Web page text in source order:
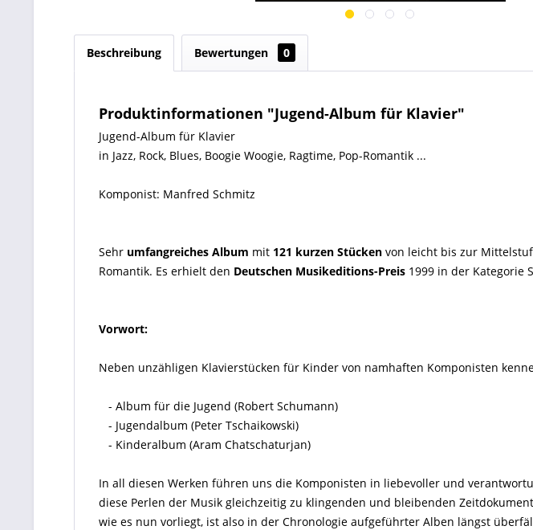
Beschreibung Bewertungen 0
Produktinformationen "Jugend-Album für Klavier"
Jugend-Album für Klavier
in Jazz, Rock, Blues, Boogie Woogie, Ragtime, Pop-Romantik ...
Komponist: Manfred Schmitz
Sehr umfangreiches Album mit 121 kurzen Stücken von leicht bis zur
Romantik. Es erhielt den Deutschen Musikeditions-Preis 1999 in der Kategorie
Vorwort:
Neben unzähligen Klavierstücken für Kinder von namhaften Komponisten
- Album für die Jugend (Robert Schumann)
- Jugendalbum (Peter Tschaikowski)
- Kinderalbum (Aram Chatschaturjan)
In all diesen Werken führen uns die Komponisten in liebevoller und
diese Perlen der Musik gleichzeitig zu klingenden und bleibenden
wie es nun vorliegt, ist also in der Chronologie aufgeführter Alben längst